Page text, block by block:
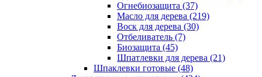
Огнебиозащита (37)
Масло для дерева (219)
Воск для дерева (30)
Отбеливатель (7)
Биозащита (45)
Шпатлевки для дерева (21)
Шпаклевки готовые (48)